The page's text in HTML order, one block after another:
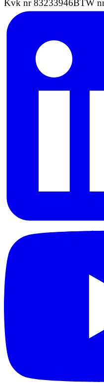
Kvk nr 83233946BTW